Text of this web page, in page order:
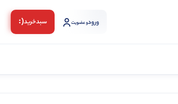
ورودو عضویت سبد‌خرید(: